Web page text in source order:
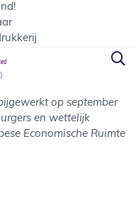
op september
en wettelijk
Economische Ruimte